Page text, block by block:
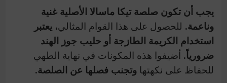
يجب أن تكون صلصة تيكا ماسالا الأصلية غنية
وناعمة. للحصول على هذا القوام المثالي، يعتبر
استخدام الكريمة الطازجة أو حليب جوز الهند
ضرورياً. أضيفوا هذه المكونات في نهاية الطهي
للحفاظ على نكهتهاوتجنب فصلها عن الصلصة.